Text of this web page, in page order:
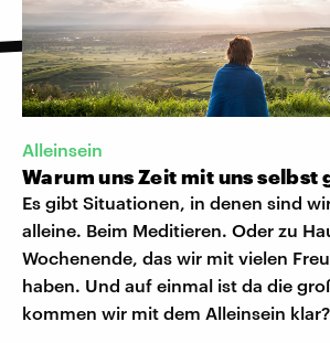
Alleinsein
Warum uns Zeit mit uns selbst
Es gibt Situationen, in denen sind
alleine. Beim Meditieren. Oder zu
Wochenende, das wir mit vielen
haben. Und auf einmal ist da die
kommen wir mit dem Alleinsein klar?